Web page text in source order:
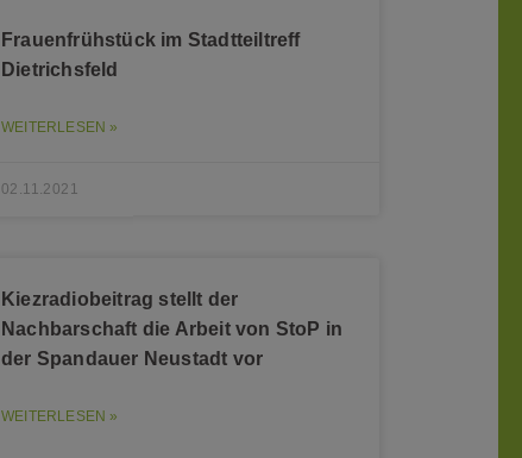
Frauenfrühstück im Stadtteiltreff
Dietrichsfeld
WEITERLESEN »
02.11.2021
Kiezradiobeitrag stellt der
Nachbarschaft die Arbeit von StoP in
der Spandauer Neustadt vor
WEITERLESEN »